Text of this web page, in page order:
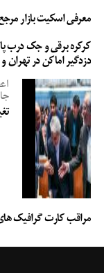
معرفی اسکیت بازار
کرکره برقی و جک درب
دزدگیر اماکن در تهران
مراقب کارت گرافیک